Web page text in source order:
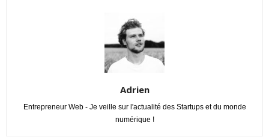
Adrien
Entrepreneur Web - Je veille sur l'actualité des Startups et du monde
numérique !